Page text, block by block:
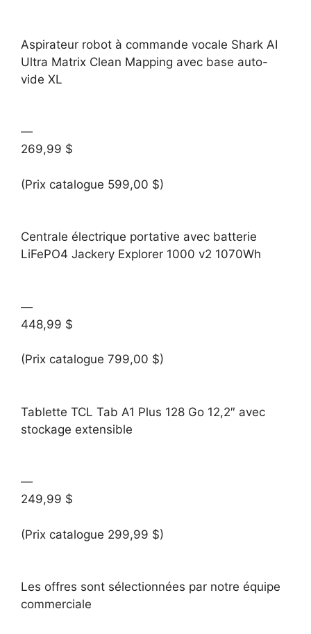
Aspirateur robot à commande vocale Shark AI
Ultra Matrix Clean Mapping avec base auto-
vide XL
—
269,99 $
(Prix catalogue 599,00 $)
Centrale électrique portative avec batterie
LiFePO4 Jackery Explorer 1000 v2 1070Wh
—
448,99 $
(Prix catalogue 799,00 $)
Tablette TCL Tab A1 Plus 128 Go 12,2″ avec
stockage extensible
—
249,99 $
(Prix catalogue 299,99 $)
Les offres sont sélectionnées par notre équipe
commerciale